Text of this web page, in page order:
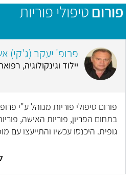
פורום טיפולי פוריות
פרופ' יעקב (ג'קי)
יילוד וגינקולוגיה,
פורום טיפולי פוריות מנוהל ע"י
בתחום הפריון, פוריות האישה,
גופית. היכנסו עכשיו והתייעצו עם